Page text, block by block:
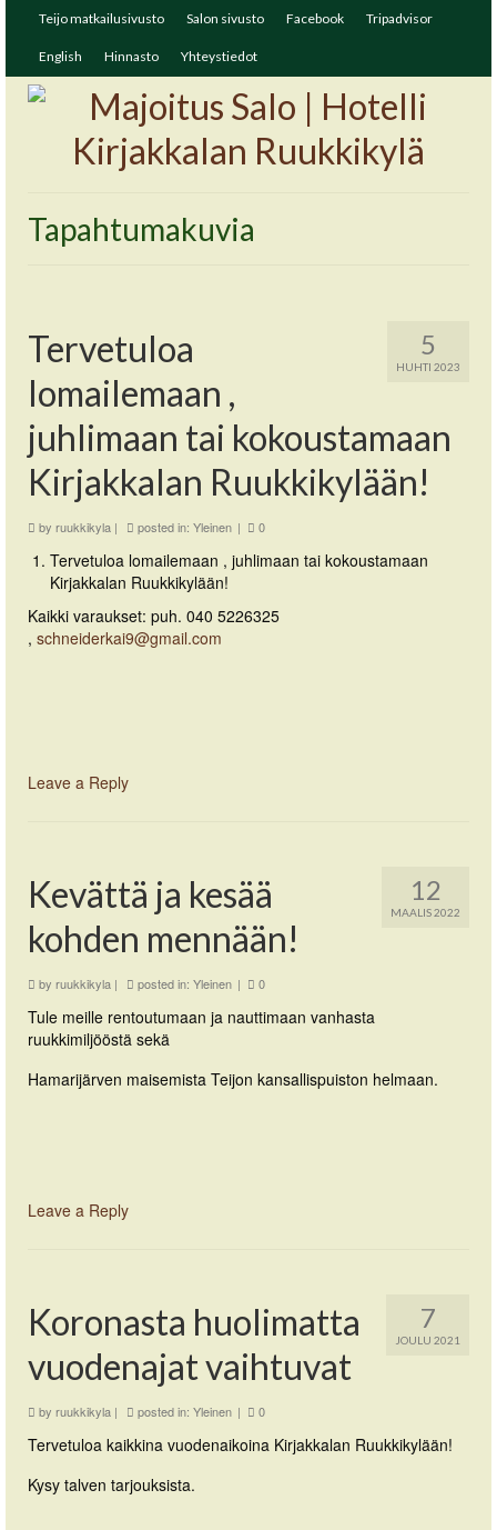
Teijo matkailusivusto Salon sivusto Facebook Tripadvisor
English Hinnasto Yhteystiedot
Tapahtumakuvia
5
HUHTI 2023
Tervetuloa
lomailemaan ,
juhlimaan tai kokoustamaan
Kirjakkalan Ruukkikylään!
by ruukkikyla | posted in: Yleinen | 0
Tervetuloa lomailemaan , juhlimaan tai kokoustamaan
Kirjakkalan Ruukkikylään!
Kaikki varaukset: puh. 040 5226325
, schneiderkai9@gmail.com
Leave a Reply
12
MAALIS 2022
Kevättä ja kesää
kohden mennään!
by ruukkikyla | posted in: Yleinen | 0
Tule meille rentoutumaan ja nauttimaan vanhasta
ruukkimiljööstä sekä
Hamarijärven maisemista Teijon kansallispuiston helmaan.
Leave a Reply
7
JOULU 2021
Koronasta huolimatta
vuodenajat vaihtuvat
by ruukkikyla | posted in: Yleinen | 0
Tervetuloa kaikkina vuodenaikoina Kirjakkalan Ruukkikylään!
Kysy talven tarjouksista.